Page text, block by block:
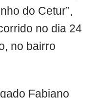
do Cetur”,
no dia 24
no bairro
Fabiano